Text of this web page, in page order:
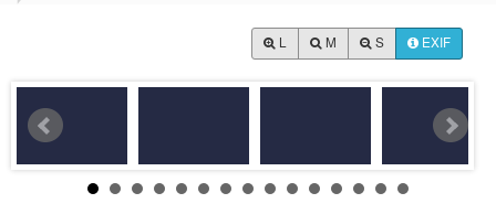
M S EXIF